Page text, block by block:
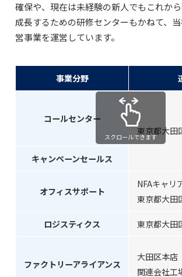
アライアンス・経営支援
お問い合わせ
人財をお求めの企業様もお仕事をお探し
こちらからお問い合わせくだ
確保や、現在は未経験の新人でもこれか
成長するための研修センターもかねて、
営事業を運営しています。
事業分野
コールセンター
東京都大田
キャンペーンセールス
オフィスサポート
NFAキャリ
東京都大田
ロジスティクス 東京都大田
ファクトリーアライアンス
大田区本店
関連会社工
スクロールできます